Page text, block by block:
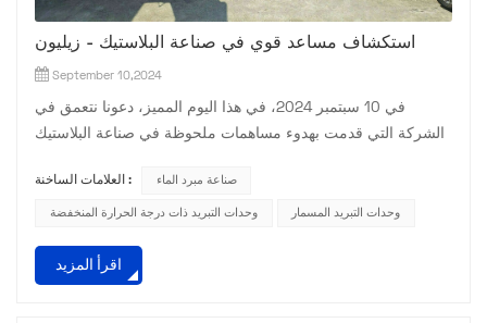
استكشاف مساعد قوي في صناعة البلاستيك - زيليون
September 10,2024
في 10 سبتمبر 2024، في هذا اليوم المميز، دعونا نتعمق في
الشركة التي قدمت بهدوء مساهمات ملحوظة في صناعة البلاستيك
معدات مساعدة من الدرجة الأولى لصناعة البلاستيك. في أيامها
الأولى، ركزت الشركة على بناء أساس متين من الخبرة في مجال
العلامات الساخنة : صناعة مبرد الماء
وحدات التبريد ذات درجة الحرارة المنخفضة وحدات التبريد المسمار
اقرأ المزيد